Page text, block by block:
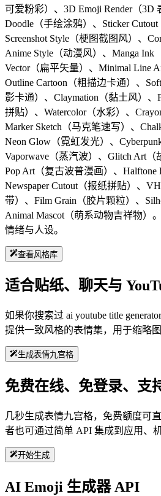
可爱粉彩）、3D Emoji Render（3D
Doodle（手绘涂鸦）、Sticker
Screenshot Style（梗图截图风）、
Anime Style（动漫风）、Manga Ink
Vector（扁平矢量）、Minimal Line
Outline Cartoon（粗描边卡通）、
影卡通）、Claymation（黏土风）、
拼贴）、Watercolor（水彩）、
Marker Sketch（马克笔速写）、
Neon Glow（霓虹发光）、
Vaporwave（蒸汽波）、Glitch Art（
Pop Art（复古波普漫画）、Halftone
Newspaper Cutout（报纸拼贴）、
带）、Film Grain（胶片颗粒）、
Animal Mascot（萌系动物吉祥物）
情绪与人设。
查看风格库
适合贴纸、聊天与
如果你搜索过 ai youtube title
提供一致风格的表情集，用于缩略
生成表情九宫格
免费在线、免登录、支
几秒生成表情九宫格，免费额度可
者也可通过简单 API 集成到应用、
开始生成
AI Emoji 生成器 API